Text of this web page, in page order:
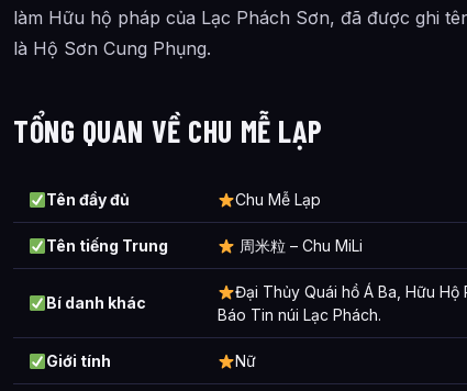
làm Hữu hộ pháp của Lạc Phách Sơn, đã được ghi
là Hộ Sơn Cung Phụng.
TỔNG QUAN VỀ CHU MỄ LẠP
Tên đầy đủ Chu Mễ Lạp
Tên tiếng Trung 周米粒 – Chu MiLi
Bí danh khác
Đại Thủy Quái hồ Á Ba, Hữu Hộ
Báo Tin núi Lạc Phách.
Giới tính Nữ